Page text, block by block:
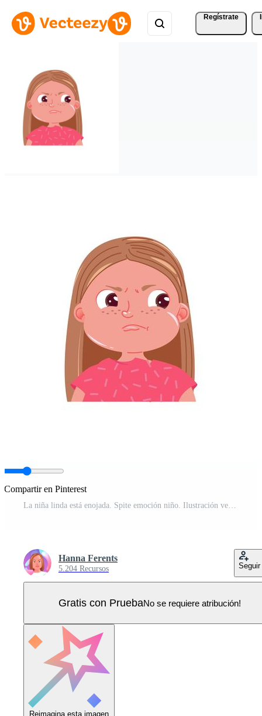
Regístrate
Compartir en Pinterest
La niña linda está enojada. Spite emoción niño. Ilustración vectorial de dibujos animados Vector Pro
Hanna Ferents
5.204 Recursos Seguir
Gratis con PruebaNo se requiere atribución!
Reimagina esta imagen